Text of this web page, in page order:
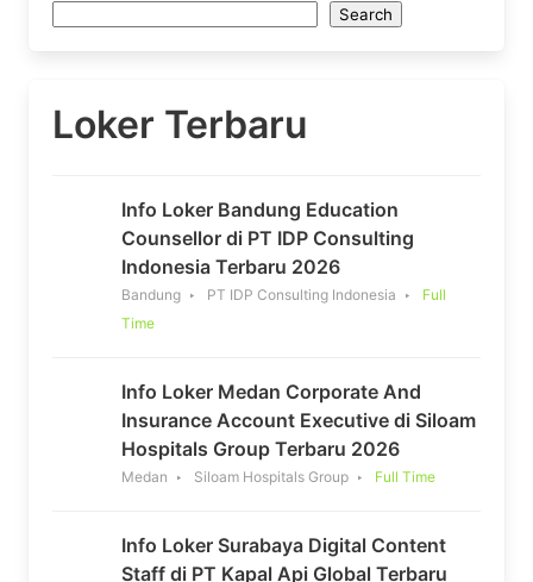
Search
Loker Terbaru
Info Loker Bandung Education
Counsellor di PT IDP Consulting
Indonesia Terbaru 2026
Bandung PT IDP Consulting Indonesia
Full
Time
Info Loker Medan Corporate And
Insurance Account Executive di Siloam
Hospitals Group Terbaru 2026
Medan Siloam Hospitals Group Full Time
Info Loker Surabaya Digital Content
Staff di PT Kapal Api Global Terbaru